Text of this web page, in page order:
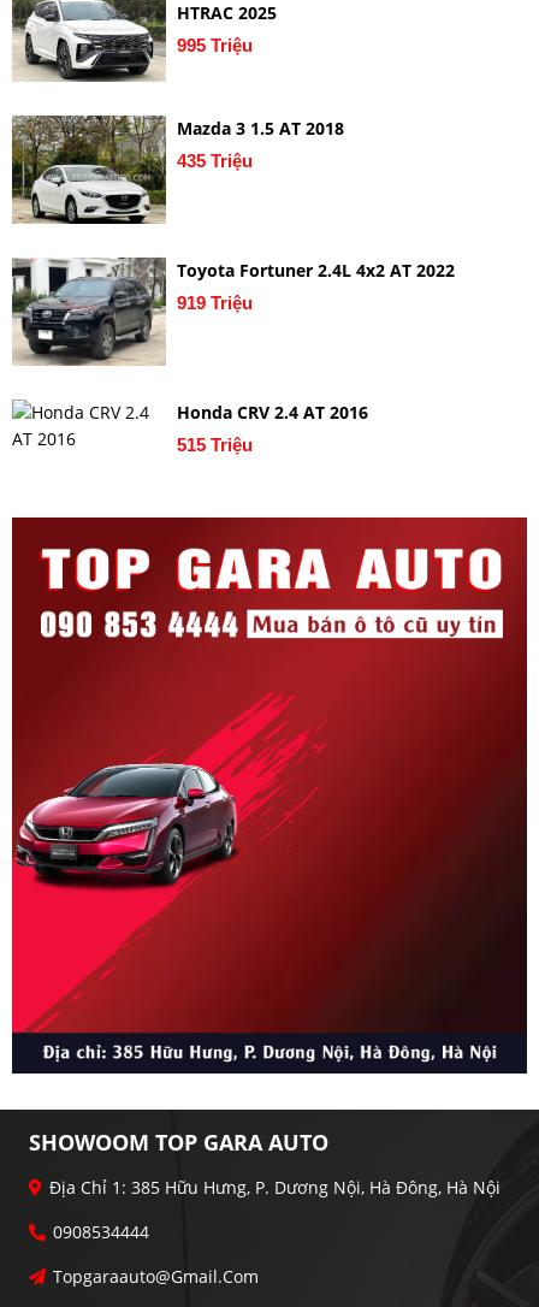
HTRAC 2025
995 Triệu
Mazda 3 1.5 AT 2018
435 Triệu
Toyota Fortuner 2.4L 4x2 AT 2022
919 Triệu
Honda CRV 2.4 AT 2016
515 Triệu
SHOWOOM TOP GARA AUTO
Địa Chỉ 1: 385 Hữu Hưng, P. Dương Nội, Hà Đông, Hà Nội
0908534444
Topgaraauto@gmail.com